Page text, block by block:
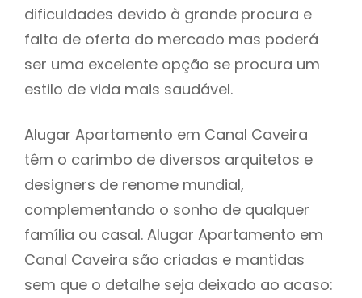
dificuldades devido à grande procura e
falta de oferta do mercado mas poderá
ser uma excelente opção se procura um
estilo de vida mais saudável.
Alugar Apartamento em Canal Caveira
têm o carimbo de diversos arquitetos e
designers de renome mundial,
complementando o sonho de qualquer
família ou casal. Alugar Apartamento em
Canal Caveira são criadas e mantidas
sem que o detalhe seja deixado ao acaso: